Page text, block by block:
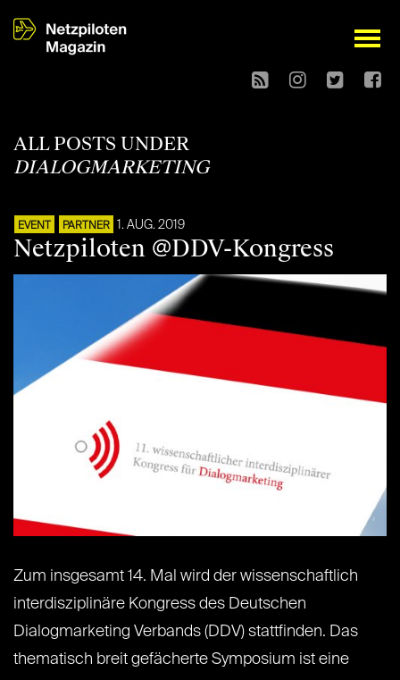
open
ALL POSTS UNDER
DIALOGMARKETING
EVENT PARTNER 1. AUG. 2019
Netzpiloten @DDV-Kongress
Zum insgesamt 14. Mal wird der wissenschaftlich
interdisziplinäre Kongress des Deutschen
Dialogmarketing Verbands (DDV) stattfinden. Das
thematisch breit gefächerte Symposium ist eine